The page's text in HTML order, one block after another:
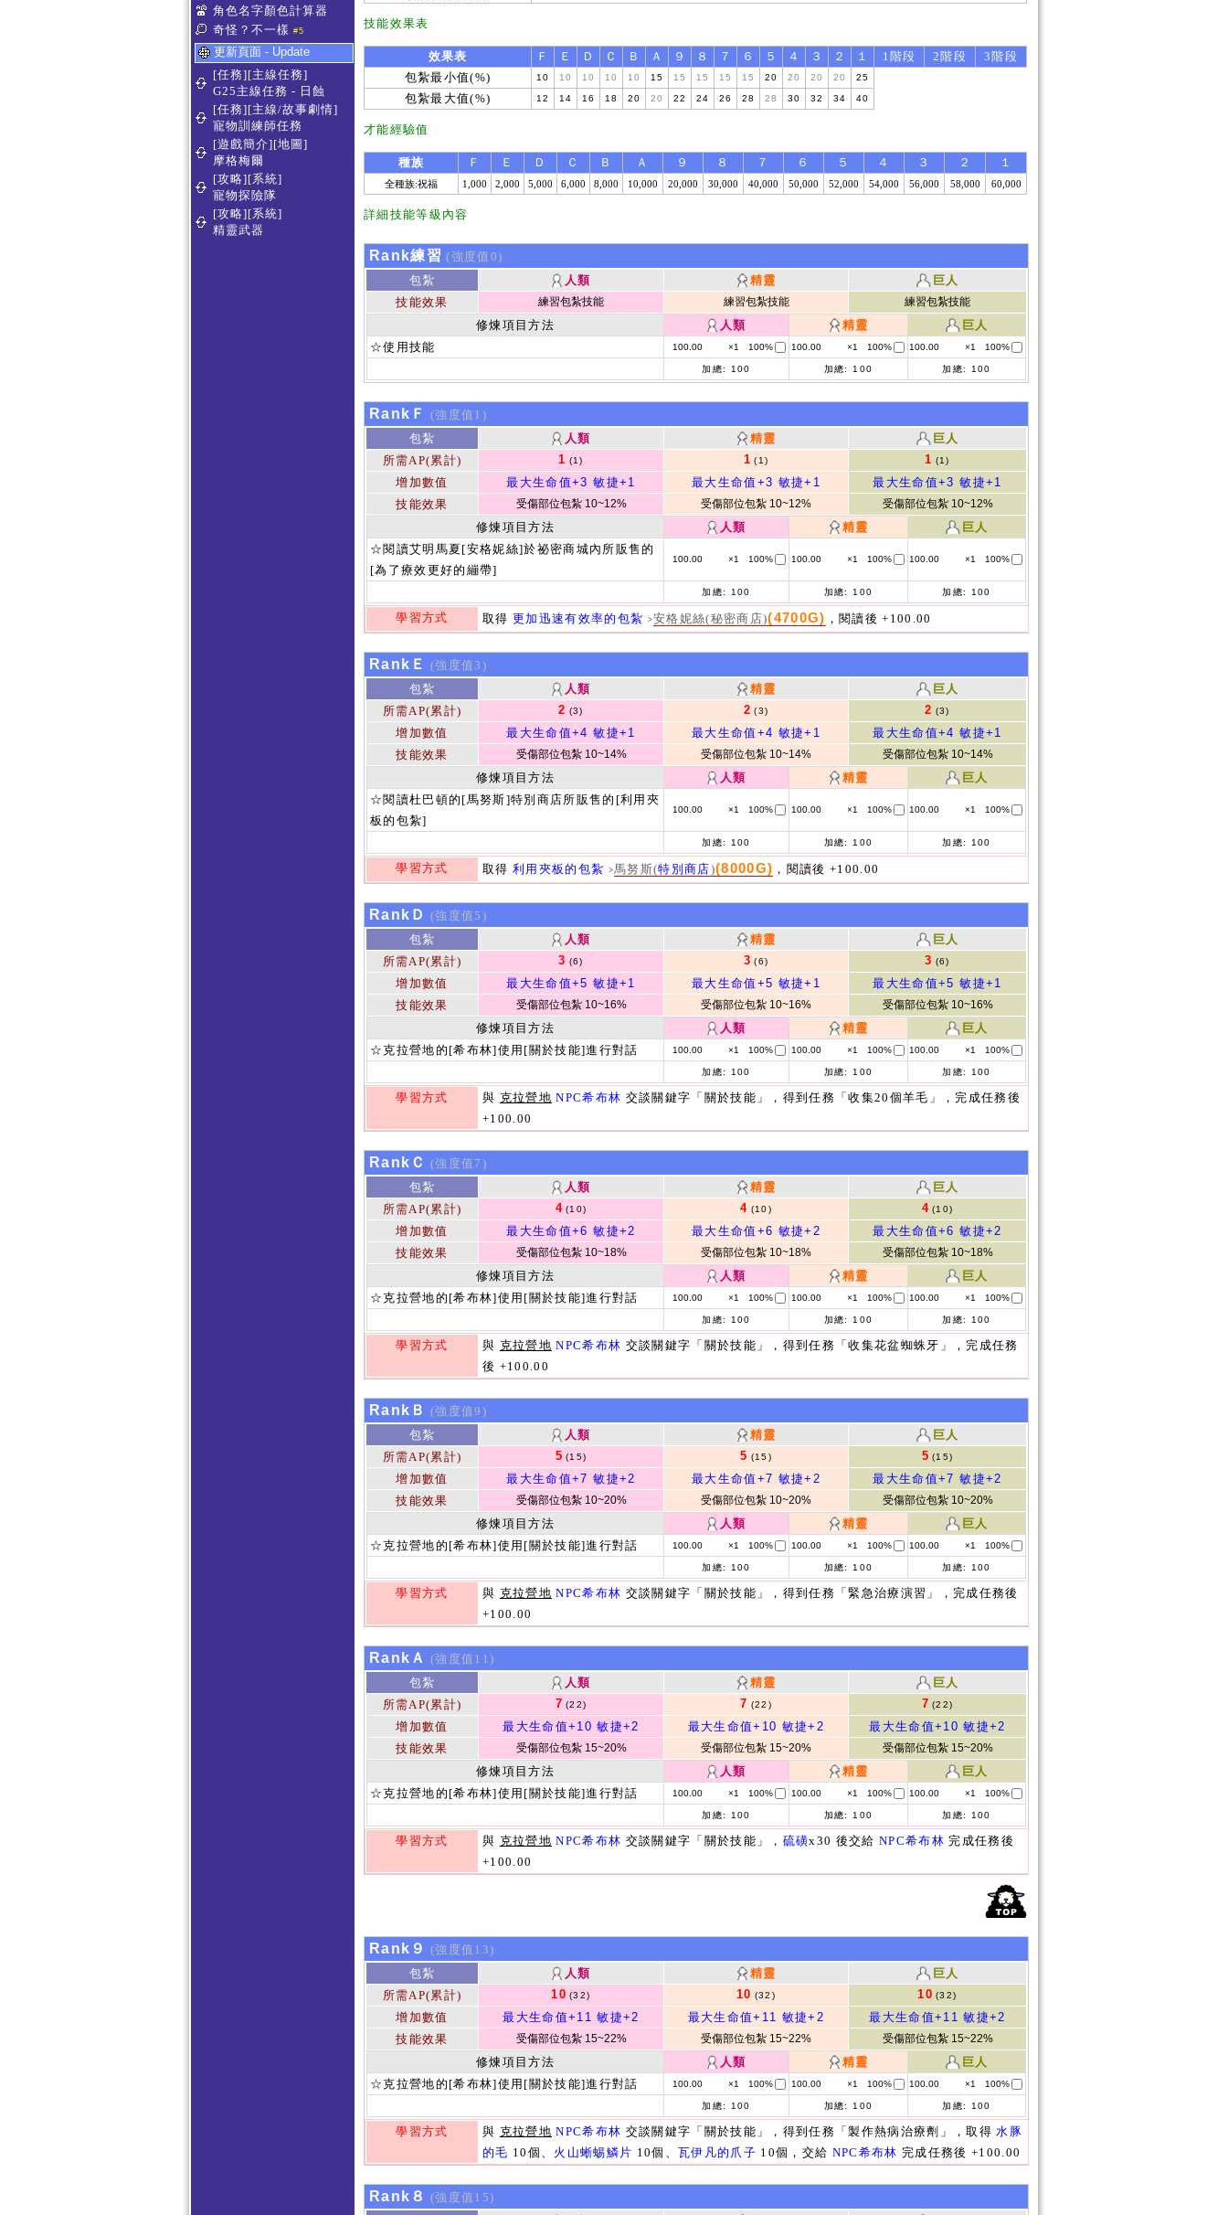
角色名字顏色計算器
奇怪？不一樣 #5
更新頁面 - Update
[任務][主線任務]
G25主線任務 - 日蝕
[任務][主線/故事劇情]
寵物訓練師任務
[遊戲簡介][地圖]
摩格梅爾
[攻略][系統]
寵物探險隊
[攻略][系統]
精靈武器
技能效果表
效果表 Ｆ Ｅ Ｄ Ｃ Ｂ Ａ ９ ８ ７ ６ ５ ４ ３ ２ １ 1階段 2階段
3階段
包紮最小值(%)
10 10 10 10 10 15 15 15 15 15 20 20 20 20 25
包紮最大值(%) 12 14 16 18 20 20 22 24 26 28 28 30 32 34 40
才能經驗值
種族 Ｆ Ｅ Ｄ Ｃ Ｂ Ａ ９ ８ ７ ６ ５ ４ ３ ２ １
全種族:祝福 1,000 2,000 5,000 6,000 8,000 10,000 20,000 30,000 40,000 50,000 52,000 54,000 56,000 58,000 60,000
詳細技能等級內容
Rank練習 (強度值0)
包紮
人類 精靈
巨人
技能效果
練習包紮技能 練習包紮技能 練習包紮技能
修煉項目方法 人類 精靈
巨人
☆使用技能
100.00 ×1 100% 100.00 ×1 100% 100.00 ×1 100%
加總: 100 加總: 100 加總: 100
RankＦ
(強度值1)
包紮
人類 精靈
巨人
所需AP(累計)
1 (1) 1 (1) 1 (1)
增加數值 最大生命值+3 敏捷+1 最大生命值+3 敏捷+1 最大生命值+3 敏捷+1
技能效果
受傷部位包紮 10~12% 受傷部位包紮 10~12% 受傷部位包紮 10~12%
修煉項目方法 人類 精靈
巨人
☆閱讀艾明馬夏[安格妮絲]於祕密商城內所販售的
[為了療效更好的繃帶]
100.00 ×1 100% 100.00 ×1 100% 100.00 ×1 100%
加總: 100 加總: 100 加總: 100
學習方式 取得 更加迅速有效率的包紮 >安格妮絲(秘密商店)(4700G) ，閱讀後 +100.00
RankＥ
(強度值3)
包紮
人類 精靈
巨人
所需AP(累計)
2 (3) 2 (3) 2 (3)
增加數值 最大生命值+4 敏捷+1 最大生命值+4 敏捷+1 最大生命值+4 敏捷+1
技能效果
受傷部位包紮 10~14% 受傷部位包紮 10~14% 受傷部位包紮 10~14%
修煉項目方法 人類 精靈
巨人
☆閱讀杜巴頓的[馬努斯]特別商店所販售的[利用夾
板的包紮]
100.00 ×1 100% 100.00 ×1 100% 100.00 ×1 100%
加總: 100 加總: 100 加總: 100
學習方式 取得 利用夾板的包紮 >馬努斯(特別商店)(8000G) ，閱讀後 +100.00
RankＤ
(強度值5)
包紮
人類 精靈
巨人
所需AP(累計)
3 (6) 3 (6) 3 (6)
增加數值 最大生命值+5 敏捷+1 最大生命值+5 敏捷+1 最大生命值+5 敏捷+1
技能效果
受傷部位包紮 10~16% 受傷部位包紮 10~16% 受傷部位包紮 10~16%
修煉項目方法 人類 精靈
巨人
☆克拉營地的[希布林]使用[關於技能]進行對話
100.00 ×1 100% 100.00 ×1 100% 100.00 ×1 100%
加總: 100 加總: 100 加總: 100
學習方式 與 克拉營地 NPC希布林 交談關鍵字「關於技能」，得到任務「收集20個羊毛」，完成任務後
+100.00
RankＣ
(強度值7)
包紮
人類 精靈
巨人
所需AP(累計)
4 (10) 4 (10) 4 (10)
增加數值 最大生命值+6 敏捷+2 最大生命值+6 敏捷+2 最大生命值+6 敏捷+2
技能效果
受傷部位包紮 10~18% 受傷部位包紮 10~18% 受傷部位包紮 10~18%
修煉項目方法 人類 精靈
巨人
☆克拉營地的[希布林]使用[關於技能]進行對話
100.00 ×1 100% 100.00 ×1 100% 100.00 ×1 100%
加總: 100 加總: 100 加總: 100
學習方式 與 克拉營地 NPC希布林 交談關鍵字「關於技能」，得到任務「收集花盆蜘蛛牙」，完成任務
後 +100.00
RankＢ
(強度值9)
包紮
人類 精靈
巨人
所需AP(累計)
5 (15) 5 (15) 5 (15)
增加數值 最大生命值+7 敏捷+2 最大生命值+7 敏捷+2 最大生命值+7 敏捷+2
技能效果
受傷部位包紮 10~20% 受傷部位包紮 10~20% 受傷部位包紮 10~20%
修煉項目方法 人類 精靈
巨人
☆克拉營地的[希布林]使用[關於技能]進行對話
100.00 ×1 100% 100.00 ×1 100% 100.00 ×1 100%
加總: 100 加總: 100 加總: 100
學習方式 與 克拉營地 NPC希布林 交談關鍵字「關於技能」，得到任務「緊急治療演習」，完成任務後
+100.00
RankＡ
(強度值11)
包紮
人類 精靈
巨人
所需AP(累計)
7 (22) 7 (22) 7 (22)
增加數值 最大生命值+10 敏捷+2 最大生命值+10 敏捷+2 最大生命值+10 敏捷+2
技能效果
受傷部位包紮 15~20% 受傷部位包紮 15~20% 受傷部位包紮 15~20%
修煉項目方法 人類 精靈
巨人
☆克拉營地的[希布林]使用[關於技能]進行對話
100.00 ×1 100% 100.00 ×1 100% 100.00 ×1 100%
加總: 100 加總: 100 加總: 100
學習方式 與 克拉營地 NPC希布林 交談關鍵字「關於技能」， 硫磺x30 後交給NPC希布林 完成任務後
+100.00
Rank９
(強度值13)
包紮
人類 精靈
巨人
所需AP(累計)
10 (32) 10 (32) 10 (32)
增加數值 最大生命值+11 敏捷+2 最大生命值+11 敏捷+2 最大生命值+11 敏捷+2
技能效果
受傷部位包紮 15~22% 受傷部位包紮 15~22% 受傷部位包紮 15~22%
修煉項目方法 人類 精靈
巨人
☆克拉營地的[希布林]使用[關於技能]進行對話
100.00 ×1 100% 100.00 ×1 100% 100.00 ×1 100%
加總: 100 加總: 100 加總: 100
學習方式 與 克拉營地 NPC希布林 交談關鍵字「關於技能」，得到任務「製作熱病治療劑」，取得水豚
的毛 10個、 火山蜥蜴鱗片 10個、瓦伊凡的爪子 10個，交給 NPC希布林 完成任務後 +100.00
Rank８
(強度值15)